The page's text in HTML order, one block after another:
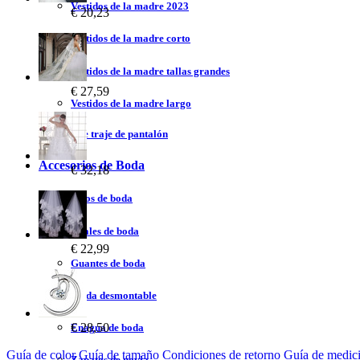
Vestidos de la madre 2023
Vestidos de la madre corto
Vestidos de la madre tallas grandes
Vestidos de la madre largo
Vestidos de traje de pantalón
Accesorios de Boda
Velos de boda
Chales de boda
Guantes de boda
Falda desmontable
Enagua de boda
€ 20,23
€ 27,59
€ 32,18
€ 22,99
€ 28,50
Guía de color Guía de tamaño Condiciones de retorno Guía de